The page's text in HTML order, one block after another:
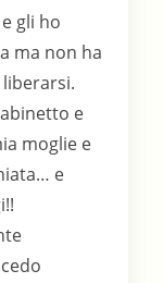
gli ho
ma non ha
e
moglie e
e